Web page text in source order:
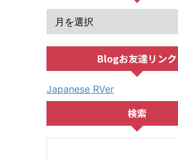
Blogお友達リンク
Japanese RVer
検索